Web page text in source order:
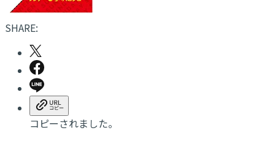
SHARE:
コピーされました。